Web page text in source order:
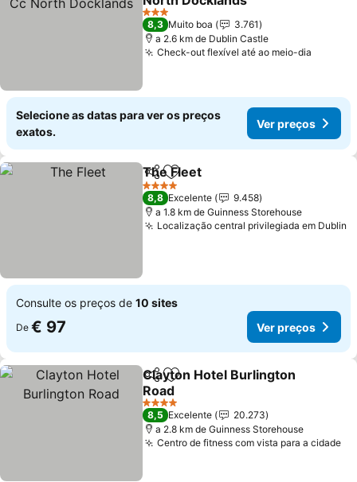
Ver preços
3 Estrelas
8,3 Muito boa
3.761
a 2.6 km de Dublin Castle
Check-out flexível até ao meio-dia
Selecione as datas para ver os preços
exatos.
Ver preços
PartilharAdicionar aos favoritos
The Fleet
4 Estrelas
8,8 Excelente
9.458
a 1.8 km de Guinness Storehouse
Localização central privilegiada em Dublin
Consulte os preços de 10 sites
De € 97 Ver preços
PartilharAdicionar aos favoritos
Clayton Hotel Burlington
Road
Ver preços
4 Estrelas
8,5 Excelente
20.273
a 2.8 km de Guinness Storehouse
Centro de fitness com vista para a cidade